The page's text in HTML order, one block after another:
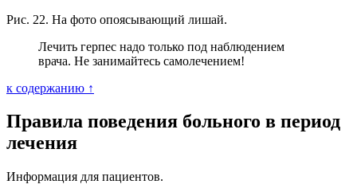
Рис. 22. На фото опоясывающий лишай.
Лечить герпес надо только под наблюдением
врача. Не занимайтесь самолечением!
к содержанию ↑
Правила поведения больного в период
лечения
Информация для пациентов.